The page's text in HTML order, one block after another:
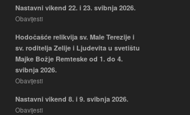
Nastavni vikend 22. i 23. svibnja 2026.
Obavijesti
Hodočašće relikvija sv. Male Terezije i
sv. roditelja Zelije i Ljudevita u svetištu
Majke Božje Remteske od 1. do 4.
svibnja 2026.
Obavijesti
Nastavni vikend 8. i 9. svibnja 2026.
Obavijesti